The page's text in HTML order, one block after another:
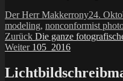
Autor
Der Herr Makkerrony
am
24.
modeling, nonconformist
Beitragsnavigation
Zurück Vorheriger
Beitrag:
Die ganze
Weiter Nächster
105_2016